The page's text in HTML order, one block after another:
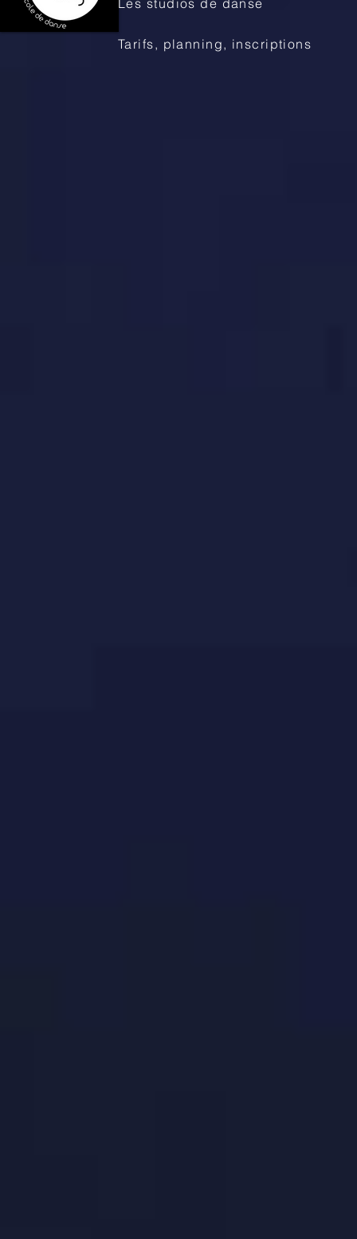
Les studios de danse
Tarifs, planning, inscriptions